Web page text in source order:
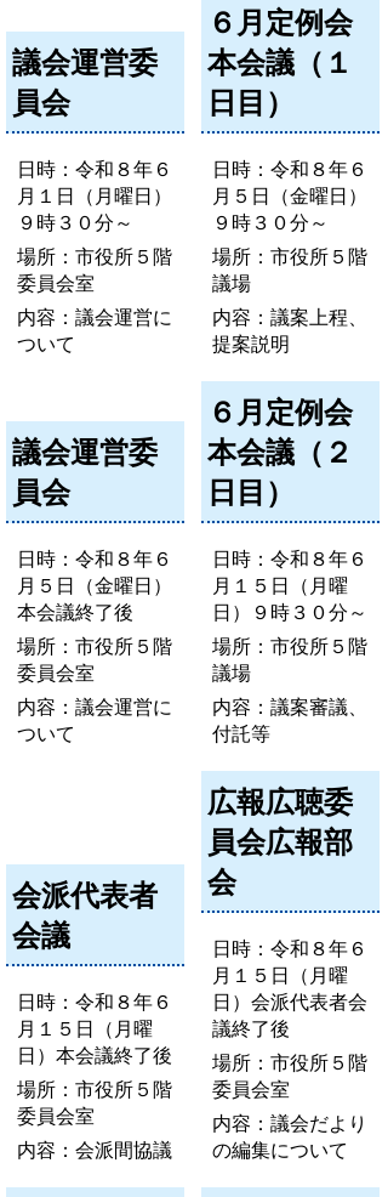
議会運営委
員会
日時：令和８年６
月１日（月曜日）
９時３０分～
場所：市役所５階
委員会室
内容：議会運営に
ついて
６月定例会
本会議（１
日目）
日時：令和８年６
月５日（金曜日）
９時３０分～
場所：市役所５階
議場
内容：議案上程、
提案説明
議会運営委
員会
日時：令和８年６
月５日（金曜日）
本会議終了後
場所：市役所５階
委員会室
内容：議会運営に
ついて
６月定例会
本会議（２
日目）
日時：令和８年６
月１５日（月曜
日）９時３０分～
場所：市役所５階
議場
内容：議案審議、
付託等
会派代表者
会議
日時：令和８年６
月１５日（月曜
日）本会議終了後
場所：市役所５階
委員会室
内容：会派間協議
広報広聴委
員会広報部
会
日時：令和８年６
月１５日（月曜
日）会派代表者会
議終了後
場所：市役所５階
委員会室
内容：議会だより
の編集について